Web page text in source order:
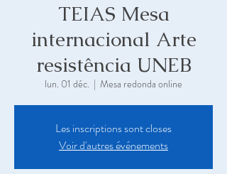
TEIAS Mesa
internacional Arte
resistência UNEB
lun. 01 déc.
  |
Mesa redonda online
Les inscriptions sont closes
Voir d'autres événements